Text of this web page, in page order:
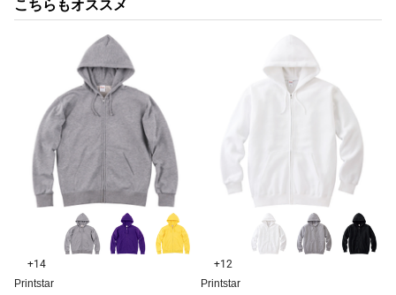
こちらもオススメ
+14
Printstar
+12
Printstar